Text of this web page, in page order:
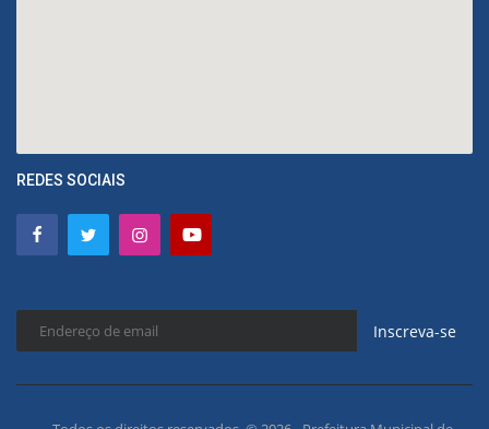
REDES SOCIAIS
Inscreva-se